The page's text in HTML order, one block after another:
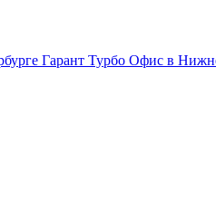
Гарант Турбо Офис в